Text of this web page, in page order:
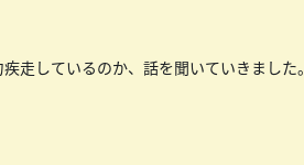
走しているのか、話を聞いていきまし